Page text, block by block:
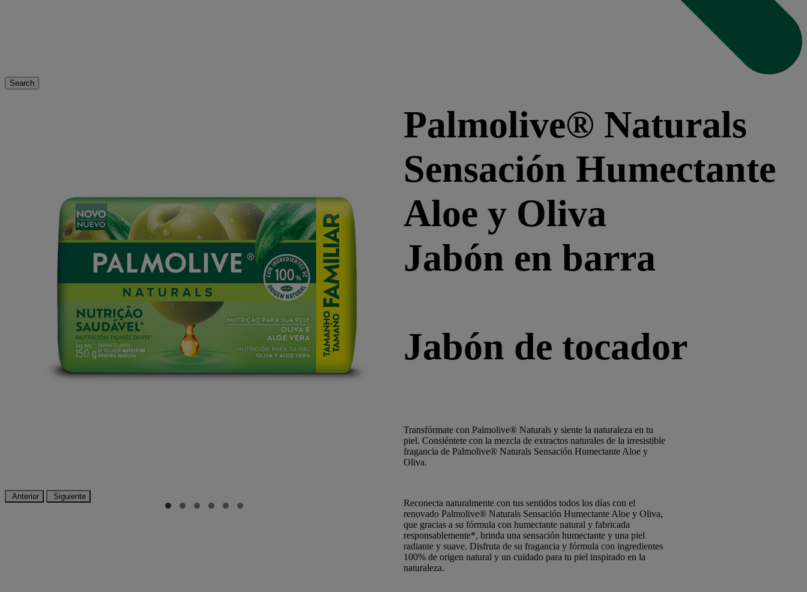
Search
Anterior Siguiente
Palmolive® Naturals
Sensación Humectante
Aloe y Oliva
Jabón en barra
Jabón de tocador
Transfórmate con Palmolive® Naturals y siente la naturaleza en tu
piel. Consiéntete con la mezcla de extractos naturales de la irresistible
fragancia de Palmolive® Naturals Sensación Humectante Aloe y
Oliva.
Reconecta naturalmente con tus sentidos todos los días con el
renovado Palmolive® Naturals Sensación Humectante Aloe y Oliva,
que gracias a su fórmula con humectante natural y fabricada
responsablemente*, brinda una sensación humectante y una piel
radiante y suave. Disfruta de su fragancia y fórmula con ingredientes
100% de origen natural y un cuidado para tu piel inspirado en la
naturaleza.